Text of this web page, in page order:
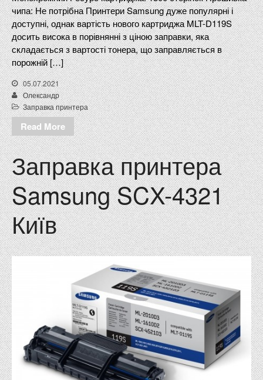
чипа: Не потрібна Принтери Samsung дуже популярні і
доступні, однак вартість нового картриджа MLT-D119S
досить висока в порівнянні з ціною заправки, яка
складається з вартості тонера, що заправляється в
порожній […]
05.07.2021
Олександр
Заправка принтера
Read More
Заправка принтера
Samsung SCX-4321
Київ